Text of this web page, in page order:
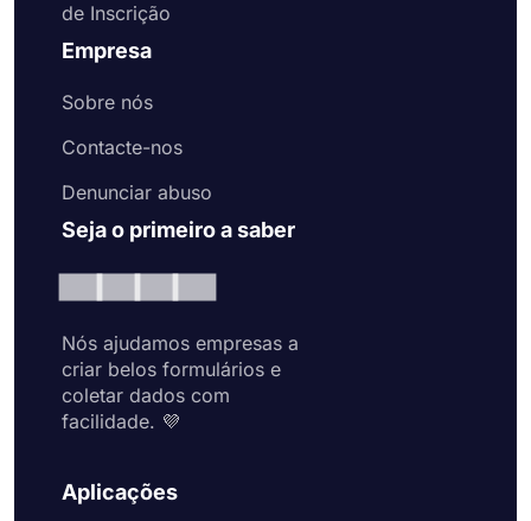
de Inscrição
Empresa
Sobre nós
Contacte-nos
Denunciar abuso
Seja o primeiro a saber
Nós ajudamos empresas a
criar belos formulários e
coletar dados com
facilidade. 💜
Aplicações